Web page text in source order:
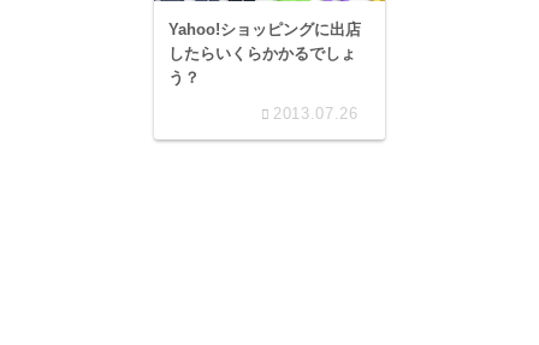
Yahoo!ショッピングに出店
したらいくらかかるでしょ
う？
2013.07.26